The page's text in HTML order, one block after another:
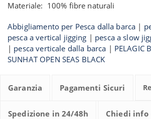
Materiale: 100% fibre naturali
Abbigliamento per Pesca dalla barca |
pesca a vertical jigging | pesca a slow
| pesca verticale dalla barca | PELAGIC
SUNHAT OPEN SEAS BLACK
Garanzia Pagamenti Sicuri
Spedizione in 24/48h Chiedi info